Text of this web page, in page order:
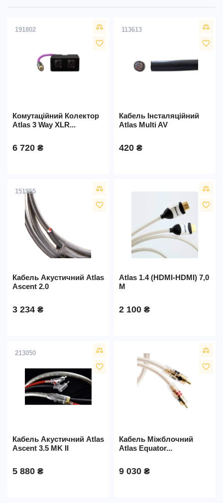
191802
favorite_border
Комутаційний Колектор
Atlas 3 Way XLR...
6 720 ₴
113613
favorite_border
Кабель Інсталяційний
Atlas Multi AV
420 ₴
151955
favorite_border
Кабель Акустичний Atlas
Ascent 2.0
3 234 ₴
favorite_border
Atlas 1.4 (HDMI-HDMI) 7,0
M
2 100 ₴
213050
favorite_border
Кабель Акустичний Atlas
Ascent 3.5 MK II
5 880 ₴
favorite_border
Кабель Міжблочний
Atlas Equator...
9 030 ₴